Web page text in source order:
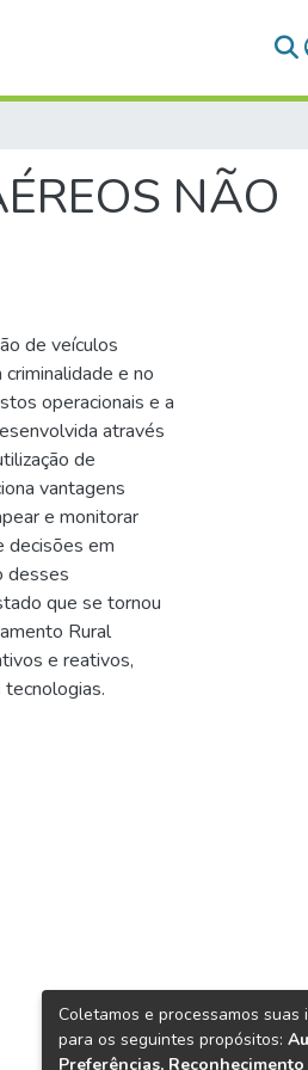
NÃO
de veículos
e no
operacionais e a
através
de
vantagens
e monitorar
decisões em
desses
que se tornou
Rural
e reativos,
tecnologias.
Coletamos e processamos suas
para os seguintes propósitos:
Preferências,